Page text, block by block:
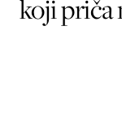
koji priča